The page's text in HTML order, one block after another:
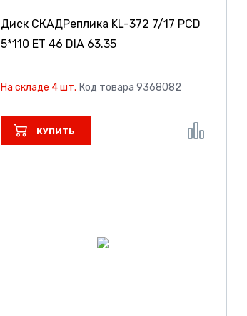
Диск СКАДРеплика KL-372 7/17 PCD
5*110 ET 46 DIA 63.35
На складе 4 шт. Код товара 9368082
КУПИТЬ